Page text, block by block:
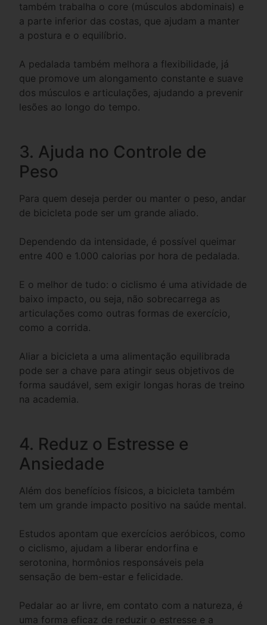
também trabalha o core (músculos abdominais) e
a parte inferior das costas, que ajudam a manter
a postura e o equilíbrio.
A pedalada também melhora a flexibilidade, já
que promove um alongamento constante e suave
dos músculos e articulações, ajudando a prevenir
lesões ao longo do tempo.
3. Ajuda no Controle de
Peso
Para quem deseja perder ou manter o peso, andar
de bicicleta pode ser um grande aliado.
Dependendo da intensidade, é possível queimar
entre 400 e 1.000 calorias por hora de pedalada.
E o melhor de tudo: o ciclismo é uma atividade de
baixo impacto, ou seja, não sobrecarrega as
articulações como outras formas de exercício,
como a corrida.
Aliar a bicicleta a uma alimentação equilibrada
pode ser a chave para atingir seus objetivos de
forma saudável, sem exigir longas horas de treino
na academia.
4. Reduz o Estresse e
Ansiedade
Além dos benefícios físicos, a bicicleta também
tem um grande impacto positivo na saúde mental.
Estudos apontam que exercícios aeróbicos, como
o ciclismo, ajudam a liberar endorfina e
serotonina, hormônios responsáveis pela
sensação de bem-estar e felicidade.
Pedalar ao ar livre, em contato com a natureza, é
uma forma eficaz de reduzir o estresse e a